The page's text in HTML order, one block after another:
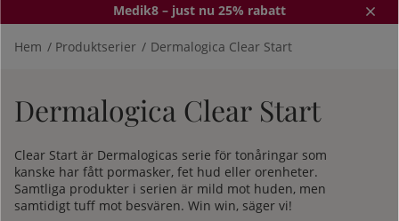
Medik8 – just nu 25% rabatt
Hem Produktserier Dermalogica Clear Start
Dermalogica Clear Start
Clear Start är Dermalogicas serie för tonåringar som
kanske har fått pormasker, fet hud eller orenheter.
Samtliga produkter i serien är mild mot huden, men
samtidigt tuff mot besvären. Win win, säger vi!